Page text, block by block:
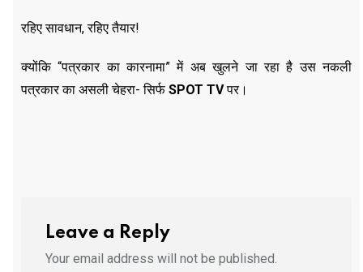
रहिए सावधान, रहिए तैयार!
क्योंकि “पत्रकार का कारनामा” में अब खुलने जा रहा है उस नकली
पत्रकार का असली चेहरा- सिर्फ SPOT TVपर।
Leave a Reply
Your email address will not be published.